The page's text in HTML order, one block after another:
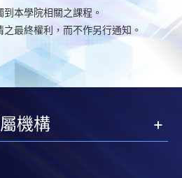
本學院相關之課程。
最終權利，而不作另行通知。
機構